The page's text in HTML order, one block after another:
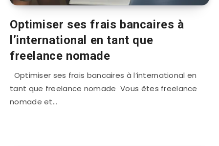
Optimiser ses frais bancaires à
l’international en tant que
freelance nomade
Optimiser ses frais bancaires à l’international en
tant que freelance nomade Vous êtes freelance
nomade et…